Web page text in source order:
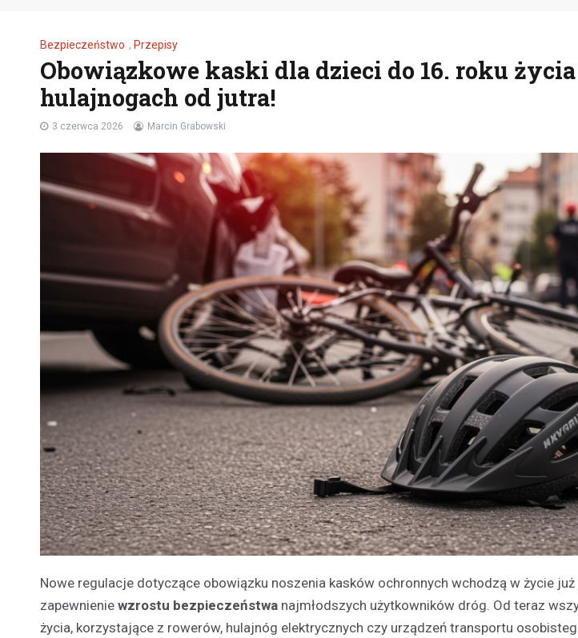
Bezpieczeństwo , Przepisy
Obowiązkowe kaski dla dzieci do 16. roku
hulajnogach od jutra!
3 czerwca 2026 Marcin Grabowski
Nowe regulacje dotyczące obowiązku noszenia kasków ochronnych wchodzą w życie
zapewnienie wzrostu bezpieczeństwa najmłodszych użytkowników dróg. Od teraz
życia, korzystające z rowerów, hulajnóg elektrycznych czy urządzeń transportu